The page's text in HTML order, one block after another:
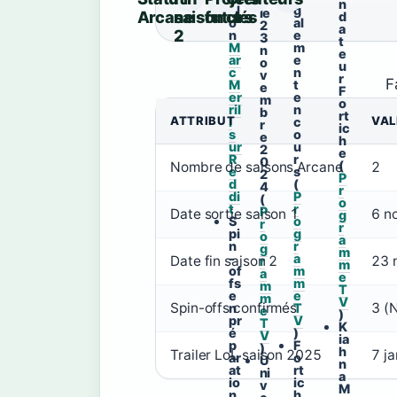
Arcane
el
o
n
M
ar
c
M
er
ril
l
s
ur
R
e
d
di
t
S
pi
n
-
of
fs
e
n
pr
é
p
ar
at
io
saison
2
le
2
3
n
o
v
e
m
b
r
e
2
0
2
4
(
P
r
o
g
r
a
m
m
e
T
V
)
U
ni
v
futurs
g
al
e
m
e
n
t
e
n
c
o
u
r
s
(
P
r
o
g
r
a
m
m
e
T
V
)
F
o
rt
ic
clés
n
d
a
t
e
u
r
F
o
rt
ic
h
e
(
P
r
o
g
r
a
m
m
e
T
V
)
K
ia
h
n
a
M
ATTRIBUT
Nombre de saisons Arcane 2
Date sortie saison 1 6
Date fin saison 2 23
Spin-offs confirmés 3
Trailer LoL saison 2025 7